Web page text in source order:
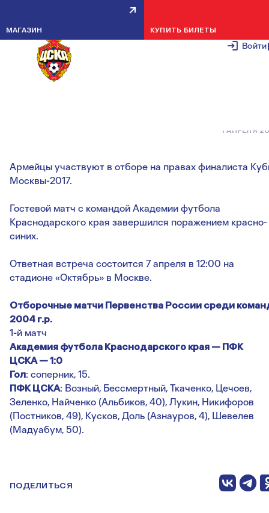
Войти
МАГАЗИН КУПИТЬ БИЛЕТЫ
АРМЕЙЦЫ 2004 ГОДА
РОЖДЕНИЯ УСТУПИЛИ В
ПЕРВОМ МАТЧЕ ОТБОРА НА
1 АПРЕЛЯ
Армейцы участвуют в отборе на правах финалиста
Москвы-2017.
Гостевой матч с командой Академии футбола
Краснодарского края завершился поражением красно-
синих.
Ответная встреча состоится 7 апреля в 12:00 на
стадионе «Октябрь» в Москве.
Отборочные матчи Первенства России среди
2004 г.р.
1-й матч
Академия футбола Краснодарского края — ПФК
ЦСКА —1:0
Гол: соперник, 15.
ПФК ЦСКА: Возный, Бессмертный, Ткаченко, Цечоев,
Зеленко, Найченко (Альбиков, 40), Лукин, Никифоров
(Постников, 49), Кусков, Доль (Азнауров, 4), Шевелев
(Мадуабум, 50).
ПОДЕЛИТЬСЯ